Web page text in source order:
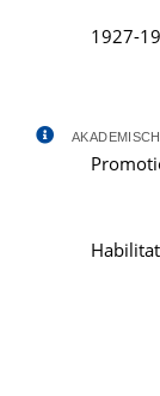
1927-